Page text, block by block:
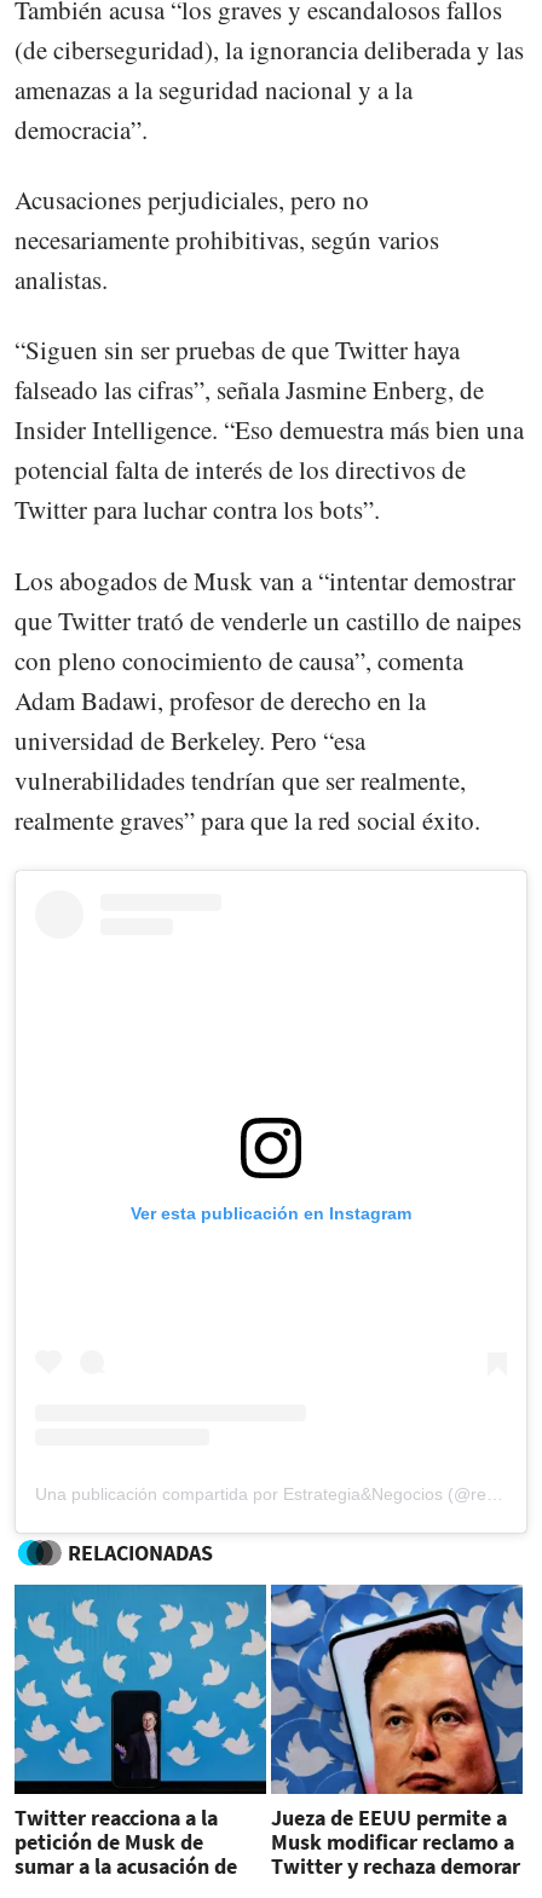
También acusa “los graves y escandalosos fallos
(de ciberseguridad), la ignorancia deliberada y las
amenazas a la seguridad nacional y a la
democracia”.
Acusaciones perjudiciales, pero no
necesariamente prohibitivas, según varios
analistas.
“Siguen sin ser pruebas de que Twitter haya
falseado las cifras”, señala Jasmine Enberg, de
Insider Intelligence. “Eso demuestra más bien una
potencial falta de interés de los directivos de
Twitter para luchar contra los bots”.
Los abogados de Musk van a “intentar demostrar
que Twitter trató de venderle un castillo de naipes
con pleno conocimiento de causa”, comenta
Adam Badawi, profesor de derecho en la
universidad de Berkeley. Pero “esa
vulnerabilidades tendrían que ser realmente,
realmente graves” para que la red social éxito.
Ver esta publicación en Instagram
RELACIONADAS
Twitter reacciona a la
petición de Musk de
sumar a la acusación de
Jueza de EEUU permite a
Musk modificar reclamo a
Twitter y rechaza demorar